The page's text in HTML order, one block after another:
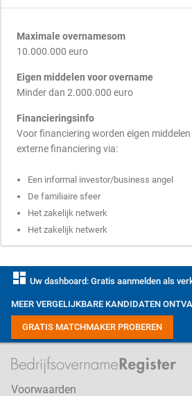
Maximale overnamesom
10.000.000 euro
Eigen middelen voor overname
Minder dan 2.000.000 euro
Financieringsinfo
Voor financiering worden eigen
externe financiering via:
Een informal investor/business angel
De familiaire sfeer
Het zakelijk netwerk
Het zakelijk netwerk
dashboard Uw dashboard: Gratis aanmelden als
MEER VERGELIJKBARE KANDIDATEN
GRATIS MATCHMAKER PROBEREN
Voorwaarden